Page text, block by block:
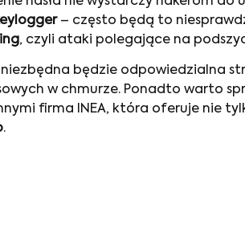
– często będą to
, czyli ataki polegające na
będzie odpowiedzialna
w chmurze. Ponadto warto
firma INEA, która oferuje nie
.